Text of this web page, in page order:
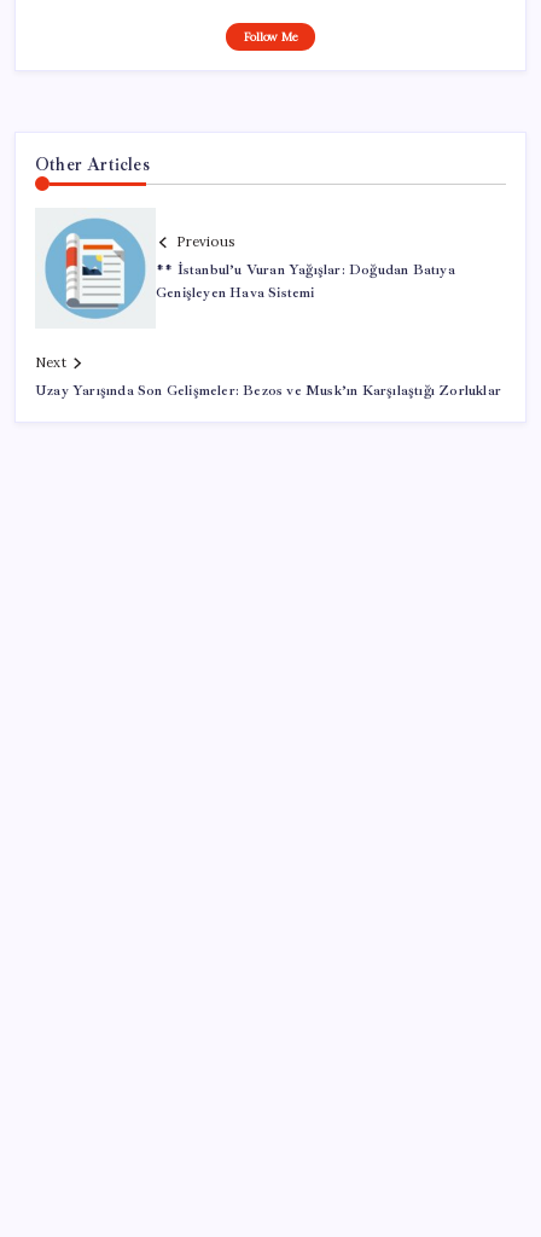
Follow Me
Other Articles
Previous
** İstanbul’u Vuran Yağışlar: Doğudan Batıya
Genişleyen Hava Sistemi
Next
Uzay Yarışında Son Gelişmeler: Bezos ve Musk’ın Karşılaştığı Zorluklar